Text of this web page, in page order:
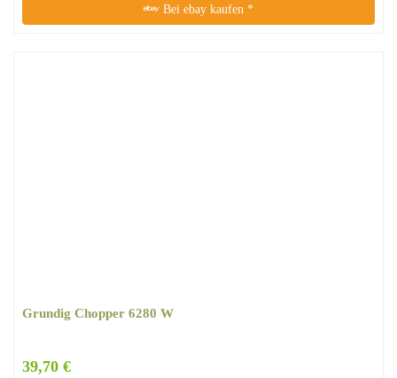
Bei ebay kaufen *
Grundig Chopper 6280 W
39,70 €